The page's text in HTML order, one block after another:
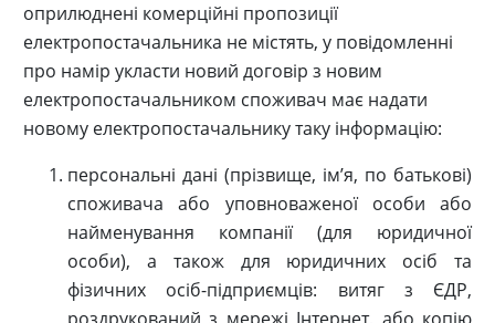
оприлюднені комерційні пропозиції
електропостачальника не містять, у повідомленні
про намір укласти новий договір з новим
електропостачальником споживач має надати
новому електропостачальнику таку інформацію:
персональні дані (прізвище, ім’я, по батькові)
споживача або уповноваженої особи або
найменування компанії (для юридичної
особи), а також для юридичних осіб та
фізичних осіб-підприємців: витяг з ЄДР,